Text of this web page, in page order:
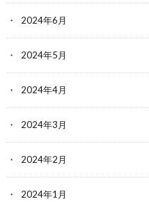
2024年6月
2024年5月
2024年4月
2024年3月
2024年2月
2024年1月